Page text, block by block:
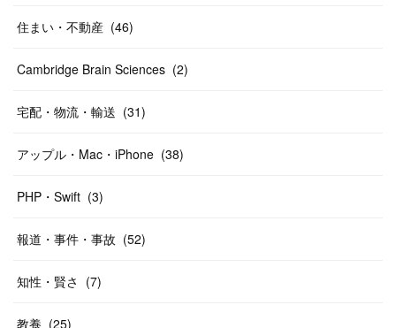
住まい・不動産 (46)
Cambridge Brain Sciences (2)
宅配・物流・輸送 (31)
アップル・Mac・iPhone (38)
PHP・Swift (3)
報道・事件・事故 (52)
知性・賢さ (7)
教養 (25)